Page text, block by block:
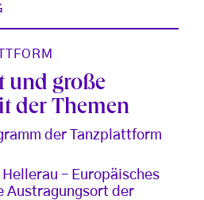
und große
der Themen
der Tanzplattform
– Europäisches
Austragungsort der